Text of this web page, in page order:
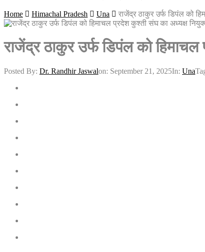
Home Himachal Pradesh Una राजेंद्र ठाकुर उर्फ डिपंल को
राजेंद्र ठाकुर उर्फ डिपंल को
Posted By: Dr. Randhir Jaswalon: September 21, 2025In: Una